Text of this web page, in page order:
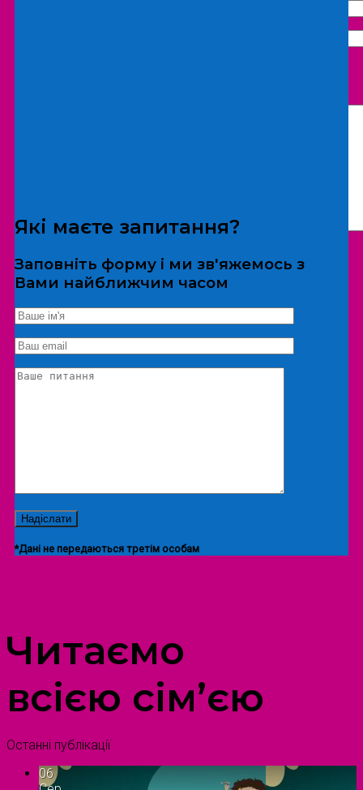
*Дані не передаються третім особам
Екскурсія/локація
Які маєте запитання?
Заповніть форму і ми зв'яжемось з
Вами найближчим часом
*Дані не передаються третім особам
Читаємо
всією сім’єю
Останні публікації
06